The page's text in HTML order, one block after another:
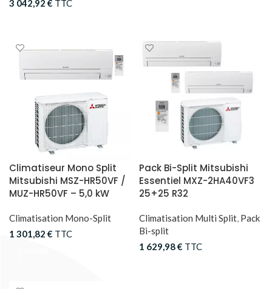
3 042,92 € TTC
Climatiseur Mono Split
Mitsubishi MSZ-HR50VF /
MUZ-HR50VF – 5,0 kW
Climatisation Mono-Split
1 301,82 € TTC
Pack Bi-Split Mitsubishi
Essentiel MXZ-2HA40VF3
25+25 R32
Climatisation Multi Split, Pack
Bi-split
1 629,98€ TTC